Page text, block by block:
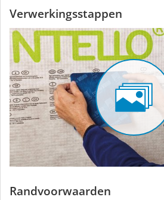
Verwerkingsstappen
Randvoorwaarden